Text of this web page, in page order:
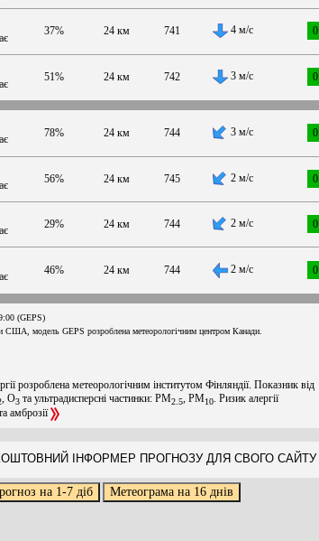
37% 24 км 741 4 м/с 0
51% 24 км 742 3 м/с 0
78% 24 км 744 3 м/с 0
56% 24 км 745 2 м/с 0
29% 24 км 744 2 м/с 0
46% 24 км 744 2 м/с 0
(GEPS)
модель GEPS розроблена метеорологічним центром Канади.
розроблена метеорологічним інститутом Фінляндії. Показник від
, O3 та ультрадисперсні частинки: PM2.5 , PM10 . Ризик алергії
амброзії
ІНФОРМЕР ПРОГНОЗУ ДЛЯ СВОГО САЙТУ